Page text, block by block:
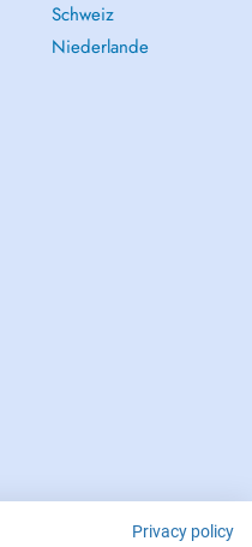
Schweiz
Niederlande
Privacy policy